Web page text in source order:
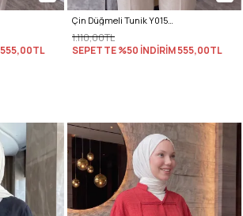
555,00TL
Çin Düğmeli Tunik Y0158 - SARI
1.110,00TL
SEPETTE %50 İNDİRİM555,00TL